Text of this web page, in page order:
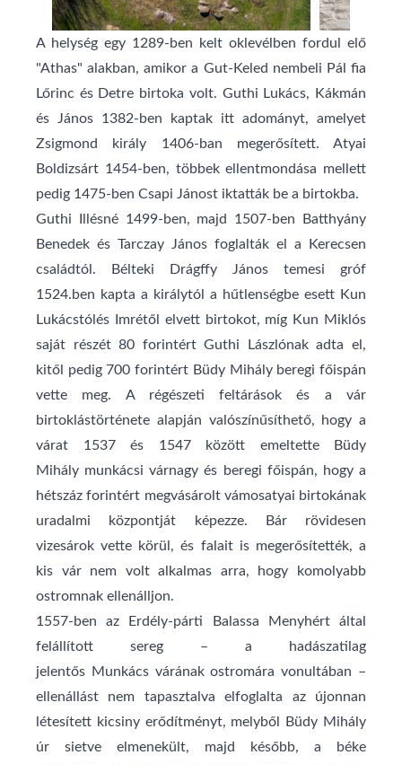
A helység egy 1289-ben kelt oklevélben fordul elő
"Athas" alakban, amikor a Gut-Keled nembeli Pál fia
Lőrinc és Detre birtoka volt. Guthi Lukács, Kákmán
és János 1382-ben kaptak itt adományt, amelyet
Zsigmond király 1406-ban megerősített. Atyai
Boldizsárt 1454-ben, többek ellentmondása mellett
pedig 1475-ben Csapi Jánost iktatták be a birtokba.
Guthi Illésné 1499-ben, majd 1507-ben Batthyány
Benedek és Tarczay János foglalták el a Kerecsen
családtól. Bélteki Drágffy János temesi gróf
1524.ben kapta a királytól a hűtlenségbe esett Kun
Lukácstólés Imrétől elvett birtokot, míg Kun Miklós
saját részét 80 forintért Guthi Lászlónak adta el,
kitől pedig 700 forintért Büdy Mihály beregi főispán
vette meg. A régészeti feltárások és a vár
birtoklástörténete alapján valószínűsíthető, hogy a
várat 1537és 1547között emeltette
Büdy
Mihály munkácsi várnagy és beregi főispán, hogy a
hétszáz forintért megvásárolt vámosatyai birtokának
uradalmi központját képezze. Bár rövidesen
vizesárok vette körül, és falait is megerősítették, a
kis vár nem volt alkalmas arra, hogy komolyabb
ostromnak ellenálljon.
1557-ben az Erdély-párti Balassa Menyhértáltal
felállított sereg – a hadászatilag
jelentős Munkácsvárának ostromára vonultában –
ellenállást nem tapasztalva elfoglalta az újonnan
létesített kicsiny erődítményt, melyből Büdy Mihály
úr sietve elmenekült, majd később, a béke